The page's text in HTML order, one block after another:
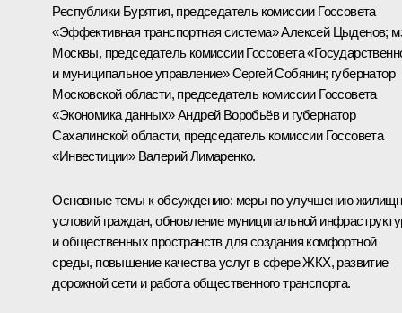
Республики Бурятия, председатель комиссии Госсовета
«Эффективная транспортная система»Алексей Цыденов;
Москвы, председатель комиссии Госсовета
и муниципальное управление»Сергей Собянин; губернатор
Московской области, председатель комиссии Госсовета
«Экономика данных»Андрей Воробьёви губернатор
Сахалинской области, председатель комиссии Госсовета
«Инвестиции» Валерий Лимаренко.
Основные темы к обсуждению: меры по улучшению
условий граждан, обновление муниципальной
и общественных пространств для создания комфортной
среды, повышение качества услуг в сфере ЖКХ, развитие
дорожной сети и работа общественного транспорта.